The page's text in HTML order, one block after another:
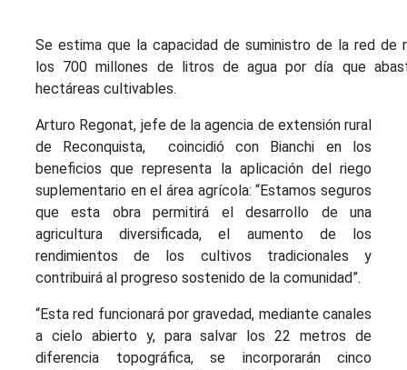
Se estima que la capacidad de suministro de la red de
los 700 millones de litros de agua por día que
hectáreas cultivables.
Arturo Regonat, jefe de la agencia de extensión rural
de Reconquista, coincidió con Bianchi en los
beneficios que representa la aplicación del riego
suplementario en el área agrícola: “Estamos seguros
que esta obra permitirá el desarrollo de una
agricultura diversificada, el aumento de los
rendimientos de los cultivos tradicionales y
contribuirá al progreso sostenido de la comunidad”.
“Esta red funcionará por gravedad, mediante canales
a cielo abierto y, para salvar los 22 metros de
diferencia topográfica, se incorporarán cinco